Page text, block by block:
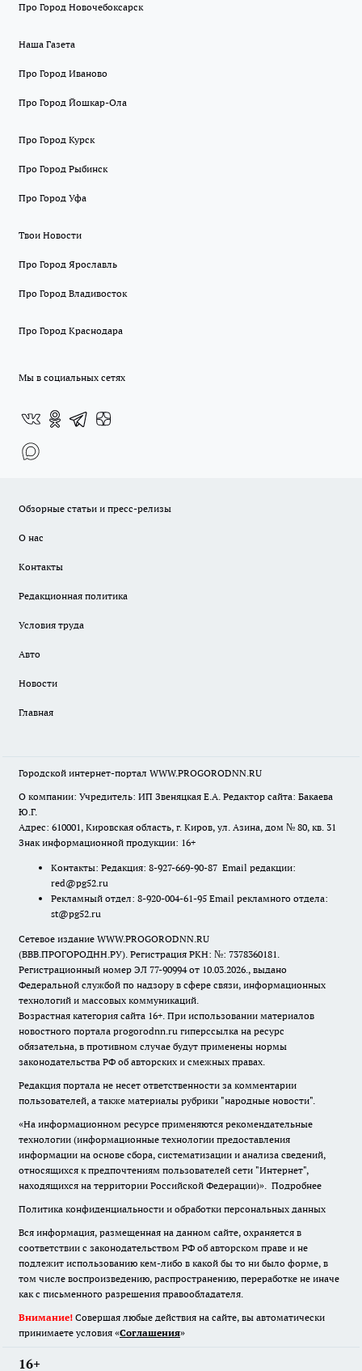
Про Город Новочебоксарск
Наша Газета
Про Город Иваново
Про Город Йошкар-Ола
Про Город Курск
Про Город Рыбинск
Про Город Уфа
Твои Новости
Про Город Ярославль
Про Город Владивосток
Про Город Краснодара
Мы в социальных сетях
Обзорные статьи и пресс-релизы
О нас
Контакты
Редакционная политика
Условия труда
Авто
Новости
Главная
Городской интернет-портал WWW.PROGORODNN.RU
О компании: Учредитель: ИП Звеняцкая Е.А. Редактор сайта: Бакаева
Ю.Г.
Адрес: 610001, Кировская область, г. Киров, ул. Азина, дом № 80, кв. 31
Знак информационной продукции: 16+
Контакты: Редакция: 8-927-669-90-87 Email редакции:
red@pg52.ru
Рекламный отдел: 8-920-004-61-95 Email рекламного отдела:
st@pg52.ru
Сетевое издание WWW.PROGORODNN.RU
(ВВВ.ПРОГОРОДНН.РУ). Регистрация РКН: №: 7378360181.
Регистрационный номер ЭЛ 77-90994 от 10.03.2026., выдано
Федеральной службой по надзору в сфере связи, информационных
технологий и массовых коммуникаций.
Возрастная категория сайта 16+. При использовании материалов
новостного портала progorodnn.ru гиперссылка на ресурс
обязательна, в противном случае будут применены нормы
законодательства РФ об авторских и смежных правах.
Редакция портала не несет ответственности за комментарии
пользователей, а также материалы рубрики "народные новости".
«На информационном ресурсе применяются рекомендательные
технологии (информационные технологии предоставления
информации на основе сбора, систематизации и анализа сведений,
относящихся к предпочтениям пользователей сети "Интернет",
находящихся на территории Российской Федерации)». Подробнее
Политика конфиденциальности и обработки персональных данных
Вся информация, размещенная на данном сайте, охраняется в
соответствии с законодательством РФ об авторском праве и не
подлежит использованию кем-либо в какой бы то ни было форме, в
том числе воспроизведению, распространению, переработке не иначе
как с письменного разрешения правообладателя.
Внимание! Совершая любые действия на сайте, вы автоматически
принимаете условия «Cоглашения»
16+